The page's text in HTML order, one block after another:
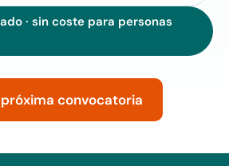
· sin coste para personas
convocatoria